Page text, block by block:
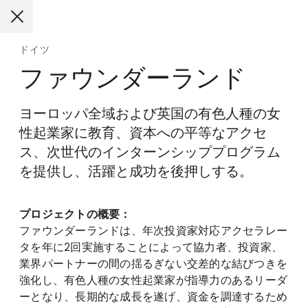
ドイツ
ファウンダーランド
ヨーロッパ全域および英国の有色人種の女
性起業家に教育、資本への平等なアクセ
ス、次世代のインターンシッププログラム
を提供し、活躍と成功を後押しする。
プロジェクトの概要：
ファウンダーランドは、年次投資家対応アクセラレー
タを年に2回実施することによって協力者、投資家、
業界パートナーの間の揺るぎない交差的な結びつきを
強化し、有色人種の女性起業家が指導力のあるリーダ
ーとなり、長期的な成長を遂げ、資金を調達するため